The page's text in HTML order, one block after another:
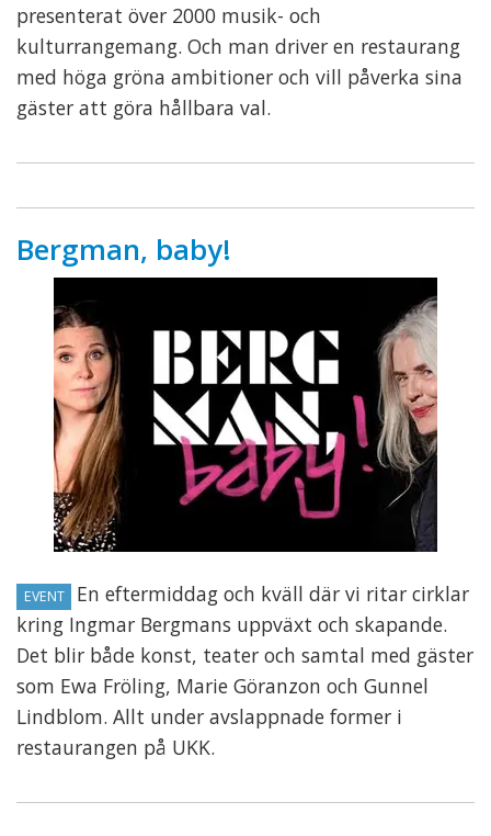
presenterat över 2000 musik- och
kulturrangemang. Och man driver en restaurang
med höga gröna ambitioner och vill påverka sina
gäster att göra hållbara val.
Bergman, baby!
EVENT
En eftermiddag och kväll där vi ritar cirklar
kring Ingmar Bergmans uppväxt och skapande.
Det blir både konst, teater och samtal med gäster
som Ewa Fröling, Marie Göranzon och Gunnel
Lindblom. Allt under avslappnade former i
restaurangen på UKK.